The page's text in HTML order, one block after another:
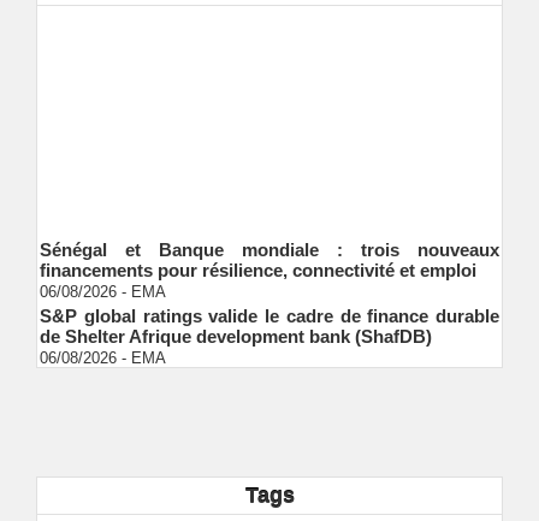
Sénégal et Banque mondiale : trois nouveaux
financements pour résilience, connectivité et emploi
06/08/2026 -EMA
S&P global ratings valide le cadre de finance durable
de Shelter Afrique development bank (ShafDB)
06/08/2026 -EMA
Industrialisation verte au Sénégal : comment
transparence locale, impact national
Ndakhté M. GAYE
Tags